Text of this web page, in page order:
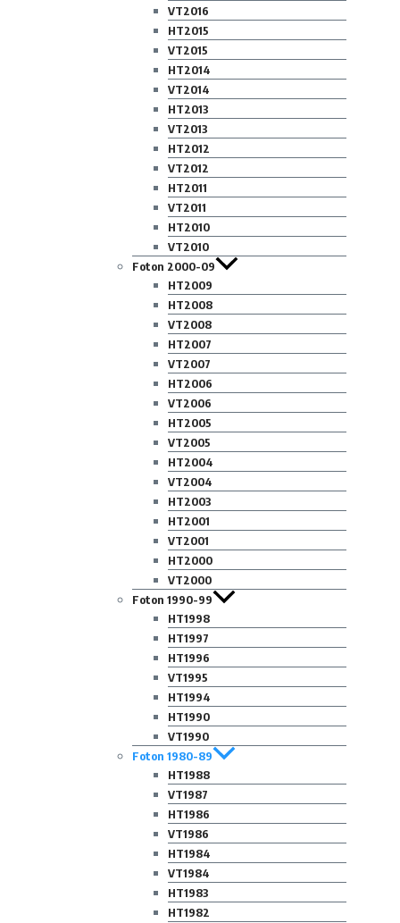
VT2016
HT2015
VT2015
HT2014
VT2014
HT2013
VT2013
HT2012
VT2012
HT2011
VT2011
HT2010
VT2010
Foton 2000-09
HT2009
HT2008
VT2008
HT2007
VT2007
HT2006
VT2006
HT2005
VT2005
HT2004
VT2004
HT2003
HT2001
VT2001
HT2000
VT2000
Foton 1990-99
HT1998
HT1997
HT1996
VT1995
HT1994
HT1990
VT1990
Foton 1980-89
HT1988
VT1987
HT1986
VT1986
HT1984
VT1984
HT1983
HT1982